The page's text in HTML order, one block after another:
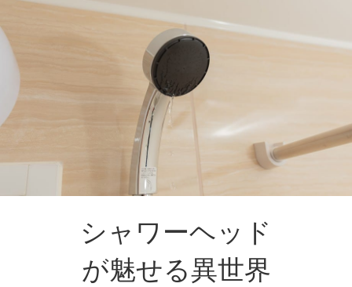
シャワーヘッド
が魅せる異世界